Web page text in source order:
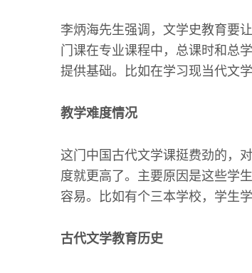
李炳海先生强调，文学史教育要
门课在专业课程中，总课时和总
提供基础。比如在学习现当代文
教学难度情况
这门中国古代文学课挺费劲的，
度就更高了。主要原因是这些学
容易。比如有个三本学校，学生
古代文学教育历史